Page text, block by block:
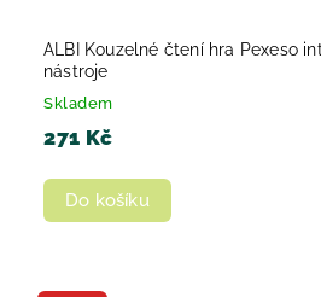
ALBI Kouzelné čtení hra Pexeso
nástroje
Skladem
271 Kč
Do košíku